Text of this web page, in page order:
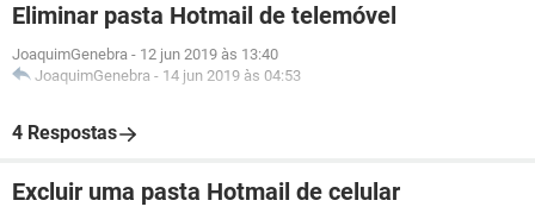
Eliminar pasta Hotmail de telemóvel
JoaquimGenebra - 12 jun 2019 às 13:40
JoaquimGenebra - 14 jun 2019 às 04:53
4 Respostas
Excluir uma pasta Hotmail de celular